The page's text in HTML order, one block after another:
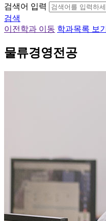
검색어 입력
검색
이전학과 이동 학과목록 보기
물류경영전공